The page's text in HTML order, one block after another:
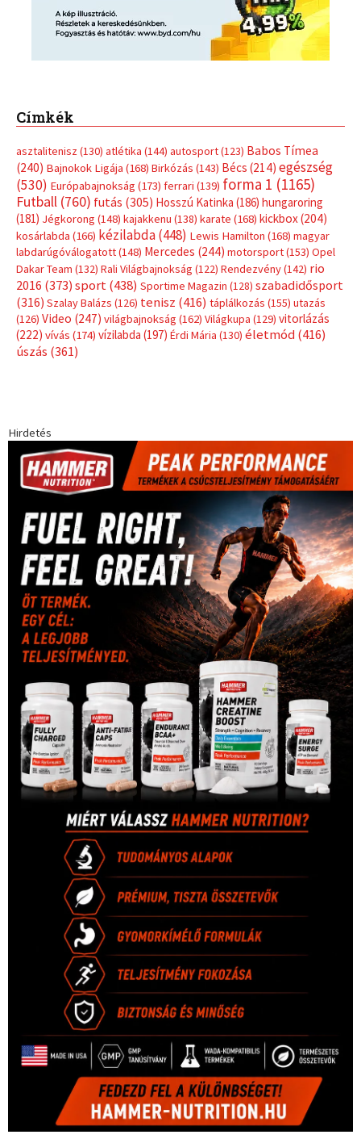
kosárlabda(166)kézilabda Lewis Hamilton(168)magyar
labdarúgóválogatott(148)Mercedes(244) motorsport(153)Opel
Rendezvény (142)
2016(373)sport(438)
szabadidősport
(222) vívás(174)
úszás(361)
Hirdetés
1035 Budapest, Miklós u. 7.
+36 30 471 1373
info (kukac) sportime.hu